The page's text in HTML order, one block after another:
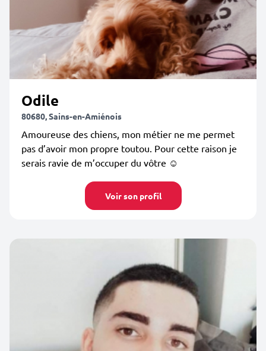
Odile
80680, Sains-en-Amiénois
Amoureuse des chiens, mon métier ne me permet
pas d’avoir mon propre toutou. Pour cette raison je
serais ravie de m’occuper du vôtre ☺️
Voir son profil